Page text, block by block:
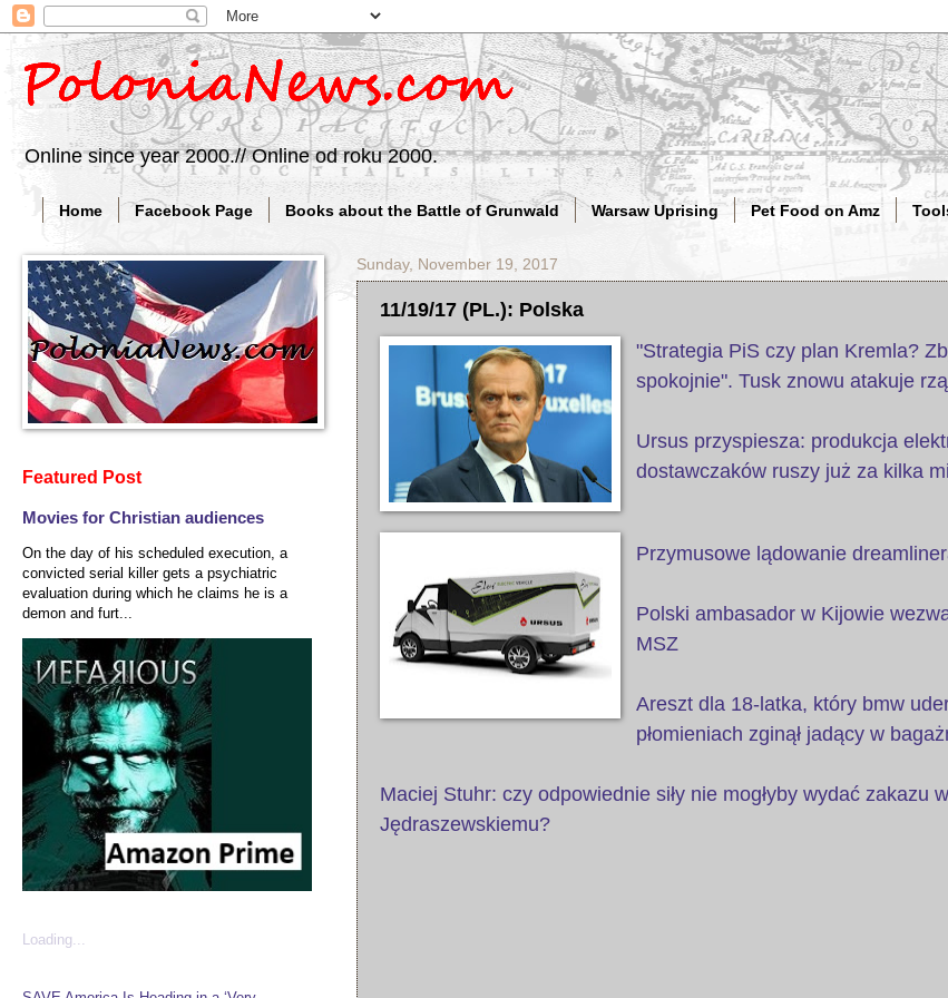
Online since year 2000.// Online od roku 2000.
Home Facebook Page Books about the Battle of Grunwald Warsaw Uprising Pet Food on Amz
Sunday, November 19, 2017
11/19/17 (PL.): Polska
"Strategia PiS czy plan Kremla?
spokojnie". Tusk znowu atakuje
Ursus przyspiesza: produkcja
dostawczaków ruszy już za kilka
Przymusowe lądowanie
Polski ambasador w Kijowie
MSZ
Areszt dla 18-latka, który bmw
płomieniach zginął jadący w
Maciej Stuhr: czy odpowiednie siły nie mogłyby wydać zakazu
Jędraszewskiemu?
Featured Post
Movies for Christian audiences
On the day of his scheduled execution, a
convicted serial killer gets a psychiatric
evaluation during which he claims he is a
demon and furt...
Loading...